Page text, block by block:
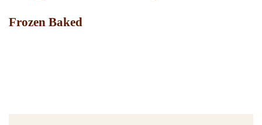
Frozen Baked